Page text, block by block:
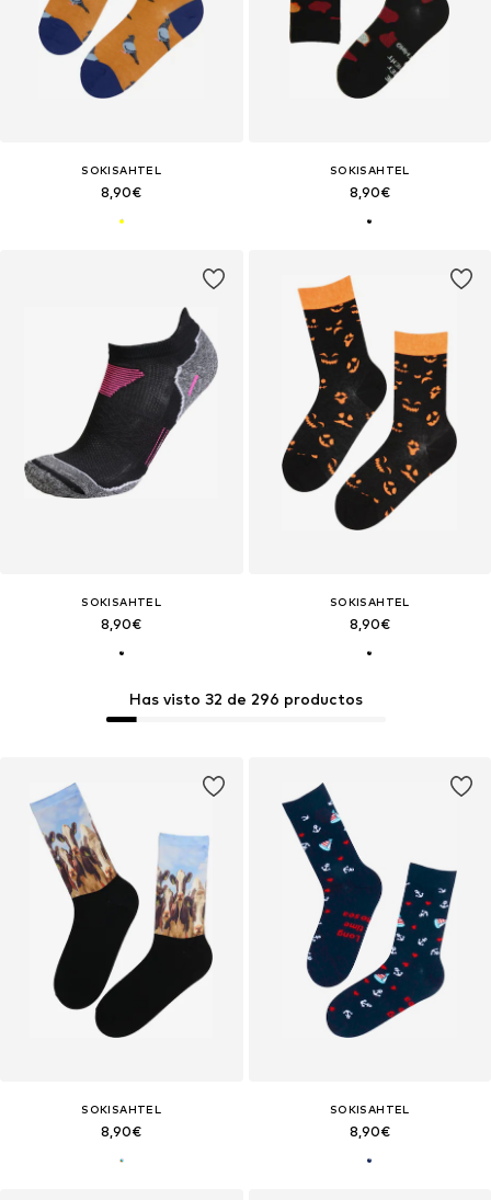
Has visto 32 de 296 productos
SOKISAHTEL
8,90€
SOKISAHTEL
8,90€
SOKISAHTEL
8,90€
SOKISAHTEL
8,90€
SOKISAHTEL
8,90€
SOKISAHTEL
8,90€